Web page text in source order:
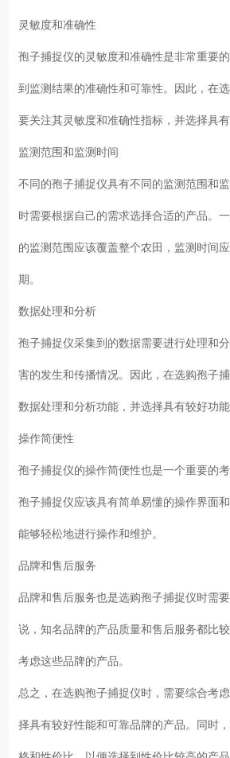
灵敏度和准确性
孢子捕捉仪的灵敏度和准确性是非常重要
到监测结果的准确性和可靠性。因此，在
要关注其灵敏度和准确性指标，并选择具
监测范围和监测时间
不同的孢子捕捉仪具有不同的监测范围和
时需要根据自己的需求选择合适的产品。
的监测范围应该覆盖整个农田，监测时间
期。
数据处理和分析
孢子捕捉仪采集到的数据需要进行处理和
害的发生和传播情况。因此，在选购孢子
数据处理和分析功能，并选择具有较好功
操作简便性
孢子捕捉仪的操作简便性也是一个重要的
孢子捕捉仪应该具有简单易懂的操作界面
能够轻松地进行操作和维护。
品牌和售后服务
品牌和售后服务也是选购孢子捕捉仪时需
说，知名品牌的产品质量和售后服务都比
考虑这些品牌的产品。
总之，在选购孢子捕捉仪时，需要综合考
择具有较好性能和可靠品牌的产品。同时